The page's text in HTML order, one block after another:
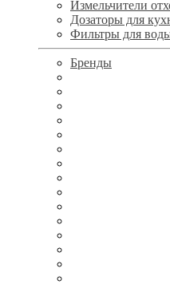
Измельчители
Дозаторы для
Фильтры для
Бренды